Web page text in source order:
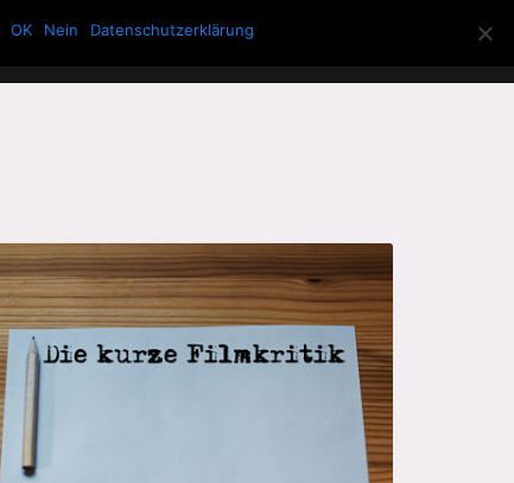
Allerlei Über die Howling Men
Search
OK Nein Datenschutzerklärung